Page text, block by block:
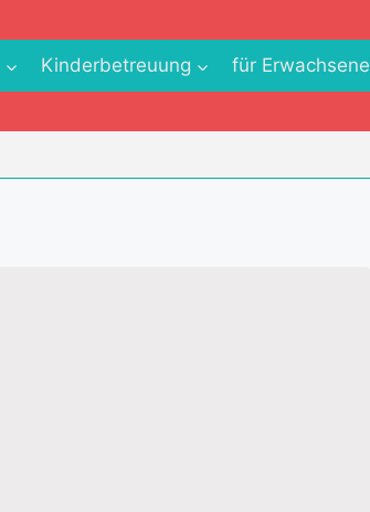
Kinderbetreuung für Erwachsene